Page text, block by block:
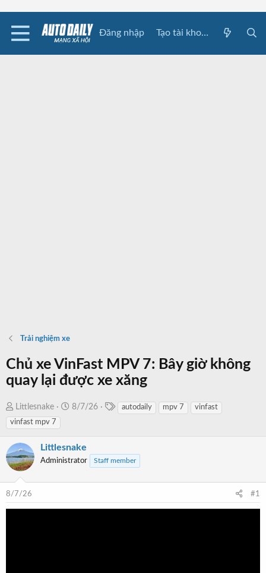
Đăng nhập Tạo tài khoản
Trải nghiệm xe
Chủ xe VinFast MPV 7: Bây giờ không
quay lại được xe xăng
T
h
e
a
d
t
a
Littlesnake
N
y
b
t
ầ
8/7/26 autodaily mpv 7
vinfast
vinfast mpv 7
Littlesnake
Administrator Staff member
8/7/26 #1